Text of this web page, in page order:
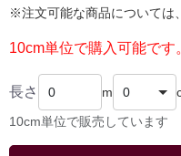
※注文可能な商品については
10cm単位で購入可能です
長さ m
10cm単位で販売しています